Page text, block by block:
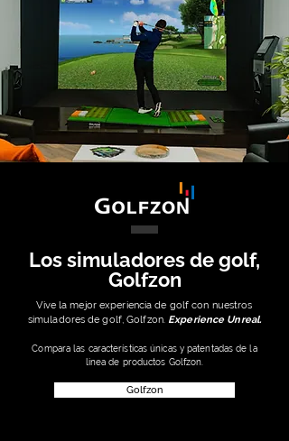
Los simuladores de golf,
Golfzon
Vive la mejor experiencia de golf con nuestros
simuladores de golf, Golfzon. Experience Unreal.
Compara las característicasúnicas y patentadas de la
linea de productos Golfzon.
Golfzon